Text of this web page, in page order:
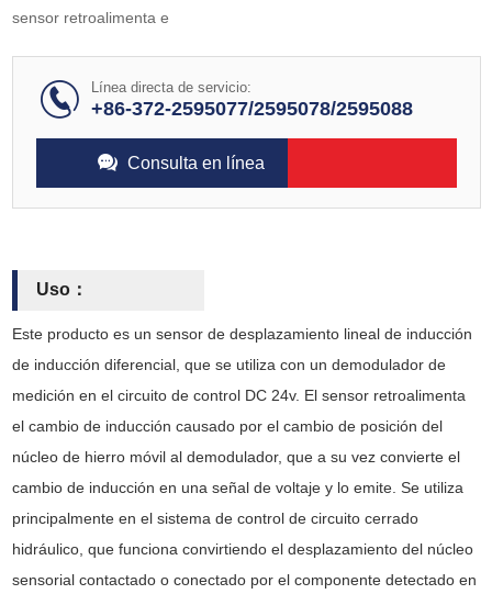
sensor retroalimenta e
Línea directa de servicio:
+86-372-2595077/2595078/2595088
Consulta en línea
Uso：
Este producto es un sensor de desplazamiento lineal de inducción
de inducción diferencial, que se utiliza con un demodulador de
medición en el circuito de control DC 24v. El sensor retroalimenta
el cambio de inducción causado por el cambio de posición del
núcleo de hierro móvil al demodulador, que a su vez convierte el
cambio de inducción en una señal de voltaje y lo emite. Se utiliza
principalmente en el sistema de control de circuito cerrado
hidráulico, que funciona convirtiendo el desplazamiento del núcleo
sensorial contactado o conectado por el componente detectado en